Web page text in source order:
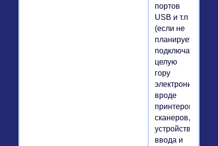
портов
USB и т.п
(если не
планируете
подключать
целую
гору
электроники,
вроде
принтеров/
сканеров,
устройств
ввода и